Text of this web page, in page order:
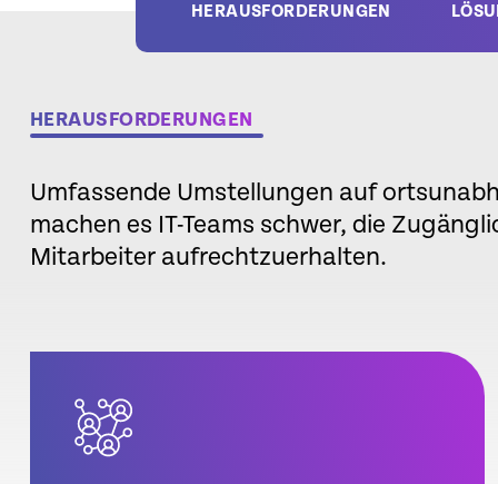
HERAUSFORDERUNGEN
HERAUSFORDERUNGEN
Umfassende Umstellungen auf
machen es IT-Teams schwer, die
Mitarbeiter aufrechtzuerhalten.